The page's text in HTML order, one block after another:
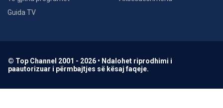
Guida TV
© Top Channel 2001 - 2026 • Ndalohet riprodhimi i
paautorizuar i përmbajtjes së kësaj faqeje.